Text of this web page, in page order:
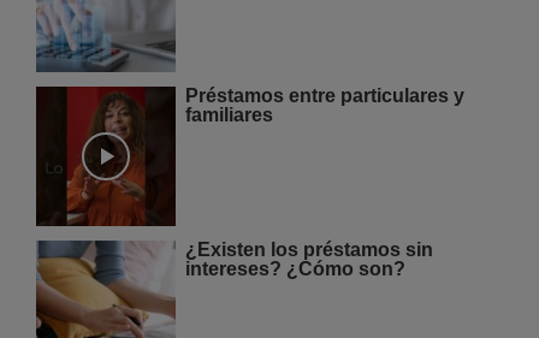
Préstamos entre particulares y
familiares
¿Existen los préstamos sin
intereses? ¿Cómo son?